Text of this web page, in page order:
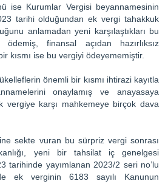
ise Kurumlar Vergisi beyannamesinin
tarihi olduğundan ek vergi tahakkuk
anlamadan yeni karşılaştıkları bu
finansal açıdan hazırlıksız
kısmı ise bu vergiyi ödeyememiştir.
önemli bir kısmı ihtirazi kayıtla
onaylamış ve anayasaya
vergiye karşı mahkemeye birçok dava
sekte vuran bu sürpriz vergi sonrası
yeni bir tahsilat iç genelgesi
tarihinde yayımlanan 2023/2 seri no’lu
ek verginin 6183 sayılı Kanunun